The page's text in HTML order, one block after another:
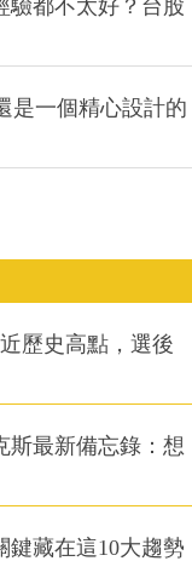
驗都不太好？台股
是一個精心設計的
歷史高點，選後
斯最新備忘錄：想
鍵藏在這10大趨勢